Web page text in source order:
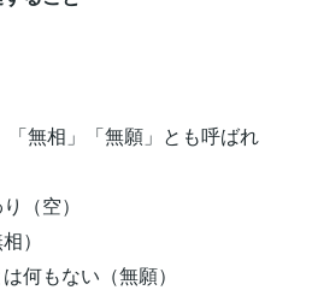
無相」「無願」とも呼ばれ
（空）
）
何もない（無願）